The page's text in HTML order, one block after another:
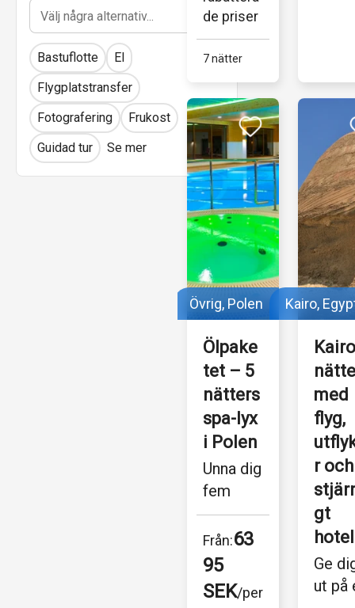
Bastuflotte
El
Flygplatstransfer
Fotografering
Frukost
Guidad tur
Se mer
Kairos
till...
de priser
7 nätter
Övrig, Polen
Ölpake
tet – 5
nätters
spa-lyx
i Polen
Unna dig
fem
avslapp
nande
nätter
med öl,
ölbad
Från:63
95
SEK/per
Kairo,
med
flyg,
r
gt
Ge
ut på